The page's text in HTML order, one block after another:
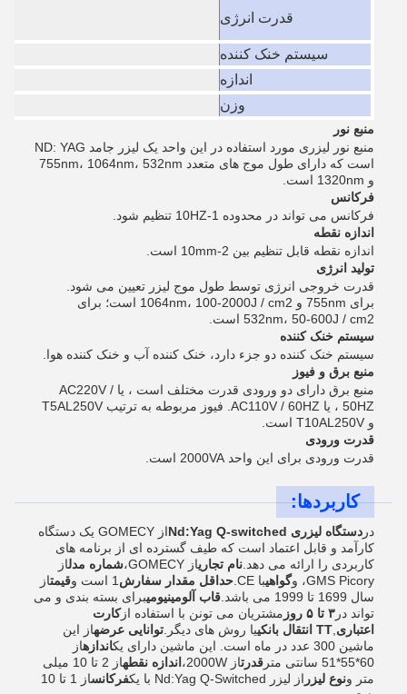
قدرت انرژی
سیستم خنک کننده
اندازه
وزن
منبع نور
منبع نور لیزری مورد استفاده در این واحد یک لیزر جامد ND: YAG
است که دارای طول موج های متعدد 755nm، 1064nm، 532nm
و 1320nm است.
فرکانس
فرکانس می تواند در محدوده 1-10HZ تنظیم شود.
اندازه نقطه
اندازه نقطه قابل تنظیم بین 2-10mm است.
تولید انرژی
قدرت خروجی انرژی توسط طول موج لیزر تعیین می شود.
برای 755nm و 1064nm، 100-2000J / cm2 است؛ برای
532nm، 50-600J / cm2 است.
سیستم خنک کننده
سیستم خنک کننده دو جزء دارد، خنک کننده آب و خنک کننده هوا.
منبع برق و فیوز
منبع برق دارای دو ورودی قدرت مختلف است ، یا AC220V /
50HZ ، یا AC110V / 60HZ. فیوز مربوطه به ترتیب T5AL250V
و T10AL250V است.
قدرت ورودی
قدرت ورودی برای این واحد 2000VA است.
کاربردها:
در دستگاه لیزری Nd:Yag Q-switched
از GOMECY یک دستگاه
کارآمد و قابل اعتماد است که طیف گسترده ای از برنامه های
کاربردی را ارائه می دهد. نام تجاریاز GOMECY، شماره مدلاز
GMS Picory، و
گواهیبا CE. حداقل مقدار سفارش 1 است و قیمتاز
سال 1699 تا 1999 می باشد.
قاب آلومینیومیبرای بسته بندی و می
تواند در ۳ تا ۵ روز مشتریان می تونن با استفاده ازکارت
اعتباری TT انتقال بانکی یا روش های دیگر. توانایی عرضهاز این
ماشین 300 عدد در ماه است. این ماشین دارای یک
اندازهاز
60*55*51 سانتی متر
قدرتاز 2000W، اندازه نقطه
از 2 تا 10 میلی
متر ونوع لیزر از لیزر Nd:Yag Q-Switched با یک فرکانس
از 1 تا 10